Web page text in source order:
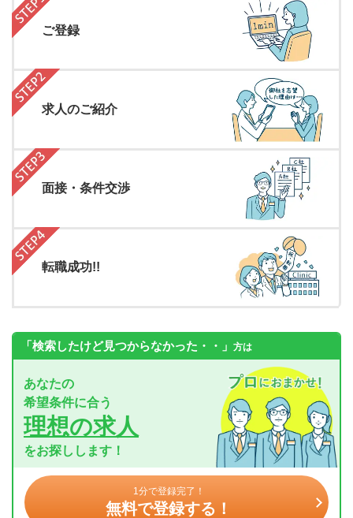
ご登録
求人のご紹介
面接・条件交渉
転職成功!!
「検索したけど見つからなかった・・」 方は
あなたの
希望条件に合う
理想の求人
をお探しします！
1分で登録完了！
無料で登録する！